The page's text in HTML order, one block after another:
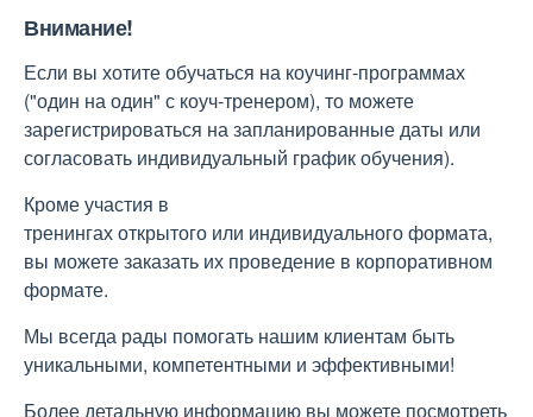
Внимание!
Если вы хотите обучаться на коучинг-программах
("один на один" с коуч-тренером), то можете
зарегистрироваться на запланированные даты или
согласовать индивидуальный график обучения).
Кроме участия в
тренингах открытого или индивидуального формата,
вы можете заказать их проведение в корпоративном
формате.
Мы всегда рады помогать нашим клиентам быть
уникальными, компетентными и эффективными!
Более детальную информацию вы можете посмотреть